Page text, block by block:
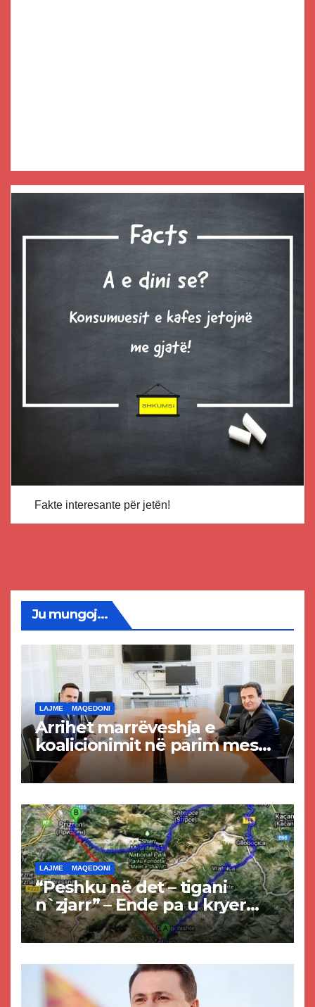
Fakte interesante për jetën!
Ju mungoj...
LAJME MAQEDONI
Arrihet marrëveshja e
koalicionimit në parim mes
Kurtit dhe Abdixhikut
LAJME MAQEDONI
“Peshku në det – tigani
n`zjarr” – Ende pa u kryer
projekti i tunelit, komuna e
Tetovës nis punimet për